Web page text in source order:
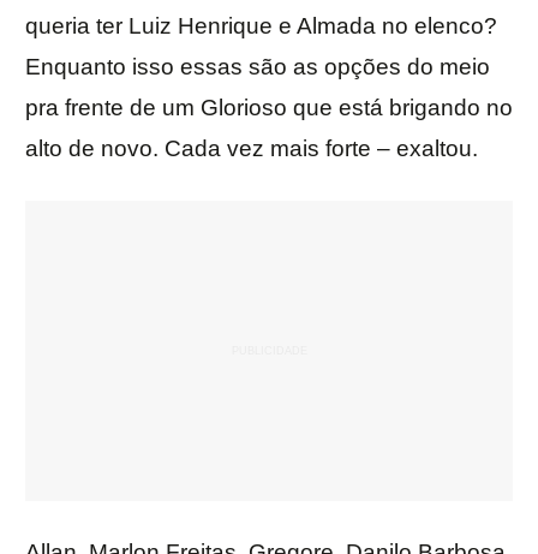
queria ter Luiz Henrique e Almada no elenco?
Enquanto isso essas são as opções do meio
pra frente de um Glorioso que está brigando no
alto de novo. Cada vez mais forte – exaltou.